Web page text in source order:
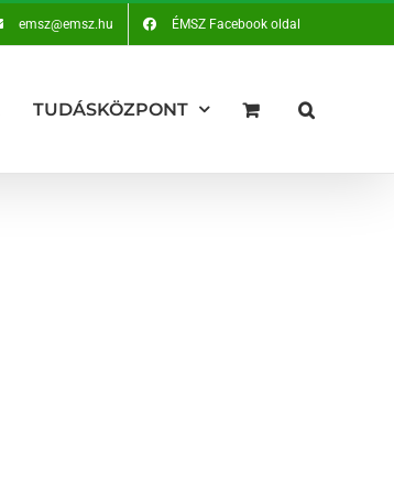
emsz@emsz.hu ÉMSZ Facebook oldal
TUDÁSKÖZPONT